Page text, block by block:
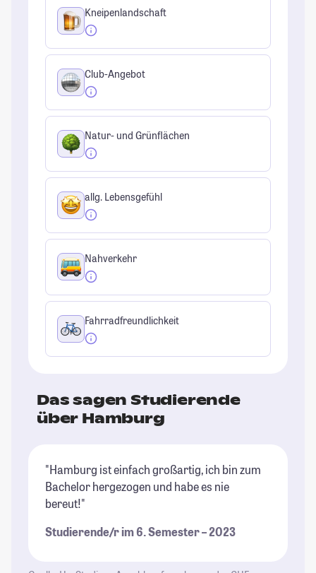
Kneipenlandschaft
Club-Angebot
Natur- und Grünflächen
allg. Lebensgefühl
Nahverkehr
Fahrradfreundlichkeit
Das sagen Studierende
über Hamburg
"Hamburg ist einfach großartig, ich bin zum
Bachelor hergezogen und habe es nie
bereut!"
Studierende/r im 6. Semester – 2023